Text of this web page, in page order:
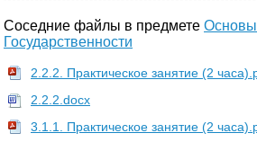
Соседние файлы в предмете Основы
Государственности
2.2.2. Практическое занятие (2
2.2.2.docx
3.1.1. Практическое занятие (2